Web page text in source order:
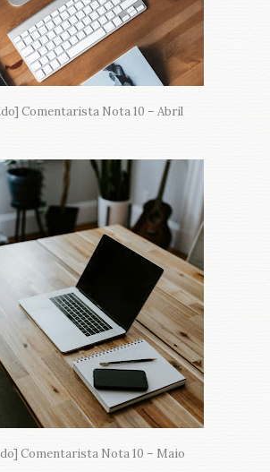
Comentarista Nota 10 – Abril
Comentarista Nota 10 – Maio